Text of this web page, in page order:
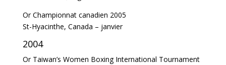
Or Championnat canadien 2005
St-Hyacinthe, Canada – janvier
2004
Or Taiwan’s Women Boxing International Tournament